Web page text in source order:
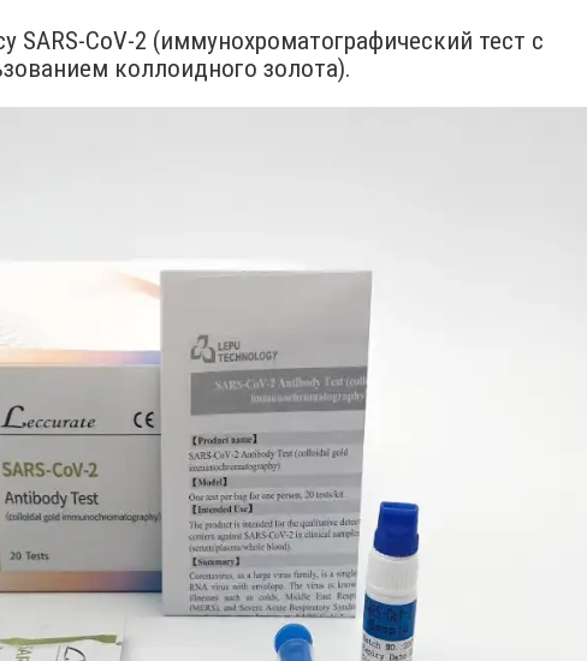
SARS-CoV-2 (иммунохроматографический тест с
коллоидного золота).
покупатели и партнеры!
Работа интернет-магазина "Медшоп" временно
на сайте недействительны!
клиенов и партнеров в случае необходимости рекомендуем
или написать нам в любой удобный мессенджер.
обратный звонок, пишите в Viber, Telegram, WhatsApp
вам ответим по возможности!!!
команда Медшоп.